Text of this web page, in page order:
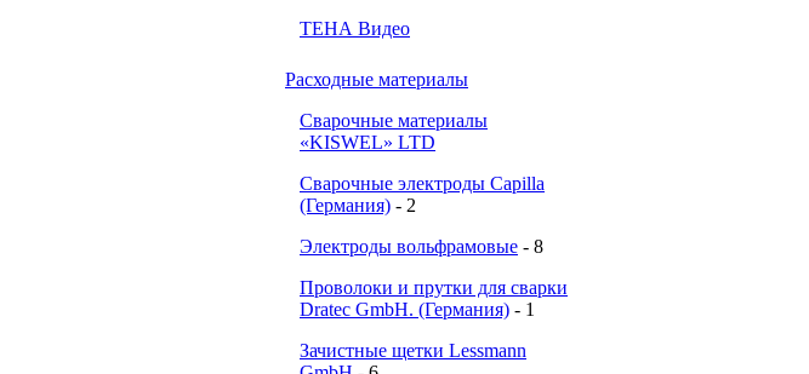
ТЕНА Видео
Расходные материалы
Сварочные материалы
«KISWEL» LTD
Сварочные электроды Capilla
(Германия) - 2
Электроды вольфрамовые - 8
Проволоки и прутки для сварки
Dratec GmbH. (Германия) - 1
Зачистные щетки Lessmann